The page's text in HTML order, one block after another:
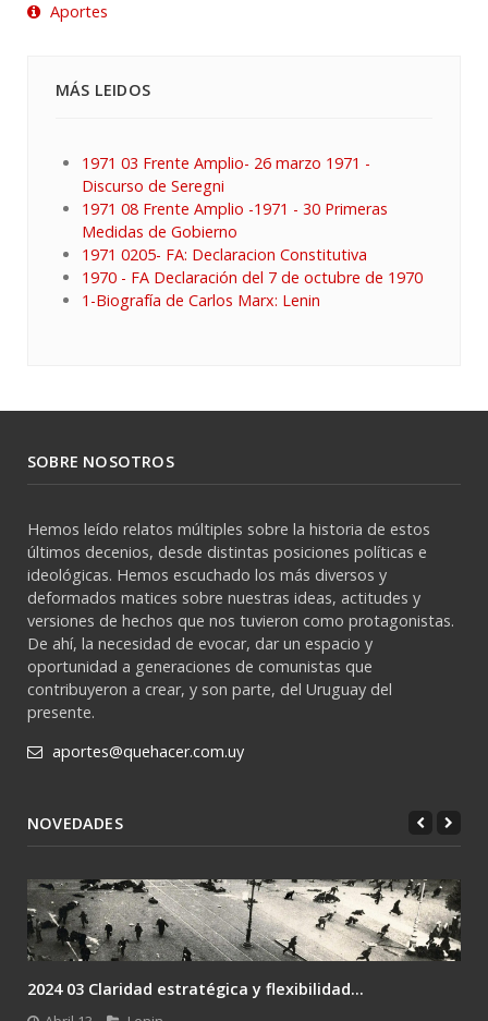
Aportes
MÁS LEIDOS
1971 03 Frente Amplio- 26 marzo 1971 -
Discurso de Seregni
1971 08 Frente Amplio -1971 - 30 Primeras
Medidas de Gobierno
1971 0205- FA: Declaracion Constitutiva
1970 - FA Declaración del 7 de octubre de 1970
1-Biografía de Carlos Marx: Lenin
SOBRE NOSOTROS
Hemos leído relatos múltiples sobre la historia de estos
últimos decenios, desde distintas posiciones políticas e
ideológicas. Hemos escuchado los más diversos y
deformados matices sobre nuestras ideas, actitudes y
versiones de hechos que nos tuvieron como protagonistas.
De ahí, la necesidad de evocar, dar un espacio y
oportunidad a generaciones de comunistas que
contribuyeron a crear, y son parte, del Uruguay del
presente.
aportes@quehacer.com.uy
NOVEDADES
2024 02 Lenin: el único camino es la revolución....